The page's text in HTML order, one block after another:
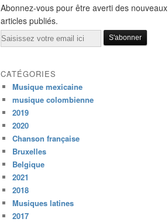
Abonnez-vous pour être averti des nouveaux
articles publiés.
Email
CATÉGORIES
Musique mexicaine
musique colombienne
2019
2020
Chanson française
Bruxelles
Belgique
2021
2018
Musiques latines
2017